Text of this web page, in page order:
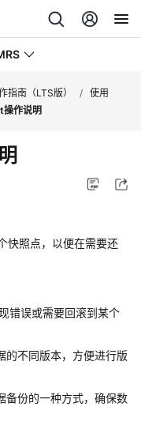
指南（LTS版） / 使用
作说明
快照点，以便在需要还
错误或需要回滚到某个
的不同版本，方便进行版
备份的一种方式，确保数